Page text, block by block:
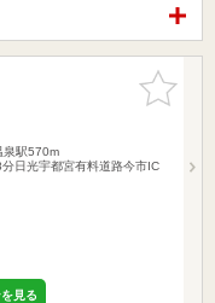
お気に入
りに追加
泉駅570m
日光宇都宮有料道路今市IC
見る